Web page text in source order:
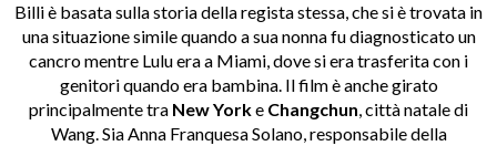
Billi è basata sulla storia della regista stessa, che si è trovata in
una situazione simile quando a sua nonna fu diagnosticato un
cancro mentre Lulu era a Miami, dove si era trasferita con i
genitori quando era bambina. Il film è anche girato
principalmente tra New Yorke Changchun, città natale di
Wang. Sia Anna Franquesa Solano, responsabile della